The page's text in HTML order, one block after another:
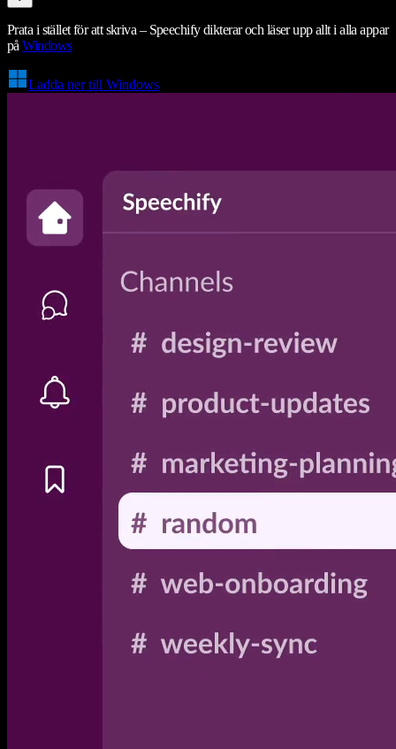
Prata i stället för att skriva – Speechify dikterar och läser upp allt i alla appar
påWindows
Ladda ner till Windows